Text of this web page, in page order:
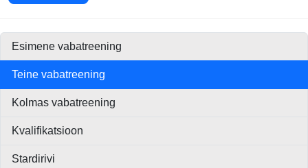
Esimene vabatreening
Teine vabatreening
Kolmas vabatreening
Kvalifikatsioon
Stardirivi